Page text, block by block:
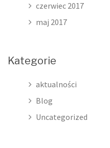
czerwiec 2017
maj 2017
Kategorie
aktualności
Blog
Uncategorized